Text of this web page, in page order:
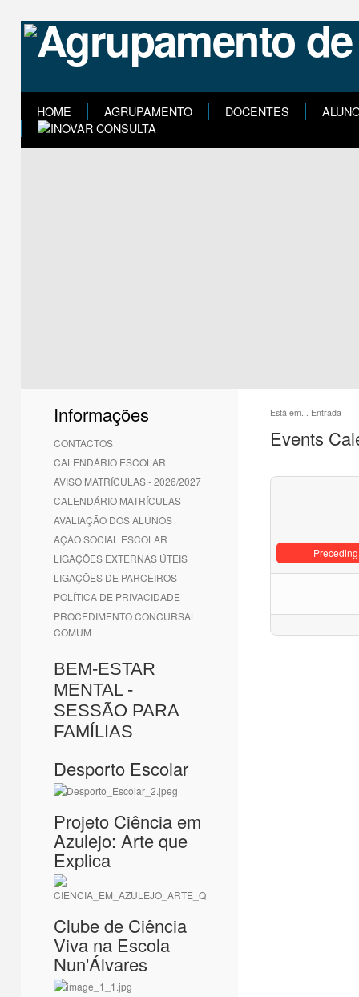
HOME AGRUPAMENTO DOCENTES
Informações
CONTACTOS
CALENDÁRIO ESCOLAR
AVISO MATRÍCULAS - 2026/2027
CALENDÁRIO MATRÍCULAS
AVALIAÇÃO DOS ALUNOS
AÇÃO SOCIAL ESCOLAR
LIGAÇÕES EXTERNAS ÚTEIS
LIGAÇÕES DE PARCEIROS
POLÍTICA DE PRIVACIDADE
PROCEDIMENTO CONCURSAL
COMUM
BEM-ESTAR
MENTAL -
SESSÃO PARA
FAMÍLIAS
Desporto Escolar
Projeto Ciência em
Azulejo: Arte que
Explica
Clube de Ciência
Viva na Escola
Nun'Álvares
Está em... Entrada
Events